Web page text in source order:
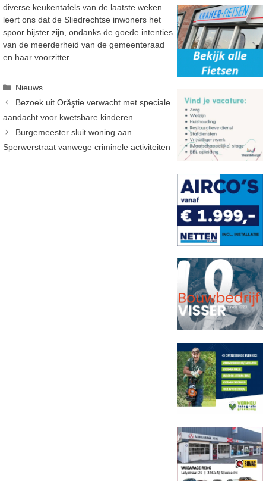
diverse keukentafels van de laatste weken
leert ons dat de Sliedrechtse inwoners het
spoor bijster zijn, ondanks de goede intenties
van de meerderheid van de gemeenteraad
en haar voorzitter.
Categorieën
Nieuws
Bezoek uit Orăştie verwacht met speciale
aandacht voor kwetsbare kinderen
Burgemeester sluit woning aan
Sperwerstraat vanwege criminele activiteiten